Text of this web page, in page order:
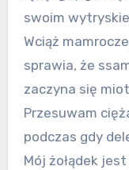
swoim
Wciąż
sprawia, że
zaczyna się
Przesuwam
podczas gdy
Mój żołądek